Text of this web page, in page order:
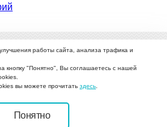
Наше производство
Новости
+7 (343) 311-23-62
работы сайта, анализа трафика и
кнопку "Понятно", Вы соглашаетесь с нашей
вы можете прочитать здесь
Понятно